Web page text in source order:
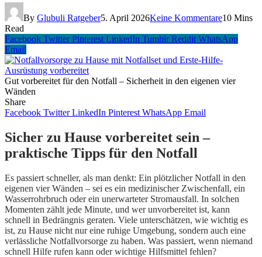
By Glubuli Ratgeber5. April 2026Keine Kommentare10 Mins
Read
Facebook Twitter Pinterest LinkedIn Tumblr Reddit WhatsApp
Email
Gut vorbereitet für den Notfall – Sicherheit in den eigenen vier
Wänden
Share
Facebook Twitter LinkedIn Pinterest WhatsApp Email
Sicher zu Hause vorbereitet sein –
praktische Tipps für den Notfall
Es passiert schneller, als man denkt: Ein plötzlicher Notfall in den
eigenen vier Wänden – sei es ein medizinischer Zwischenfall, ein
Wasserrohrbruch oder ein unerwarteter Stromausfall. In solchen
Momenten zählt jede Minute, und wer unvorbereitet ist, kann
schnell in Bedrängnis geraten. Viele unterschätzen, wie wichtig es
ist, zu Hause nicht nur eine ruhige Umgebung, sondern auch eine
verlässliche Notfallvorsorge zu haben. Was passiert, wenn niemand
schnell Hilfe rufen kann oder wichtige Hilfsmittel fehlen?